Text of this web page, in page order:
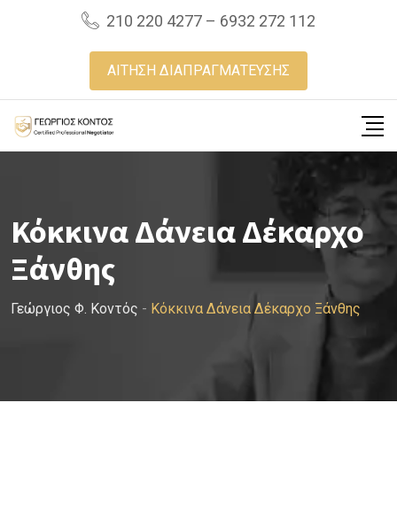
210 220 4277 – 6932 272 112
ΑΙΤΗΣΗ ΔΙΑΠΡΑΓΜΑΤΕΥΣΗΣ
Κόκκινα Δάνεια Δέκαρχο
Ξάνθης
Γεώργιος Φ. Κοντός - Κόκκινα Δάνεια Δέκαρχο Ξάνθης